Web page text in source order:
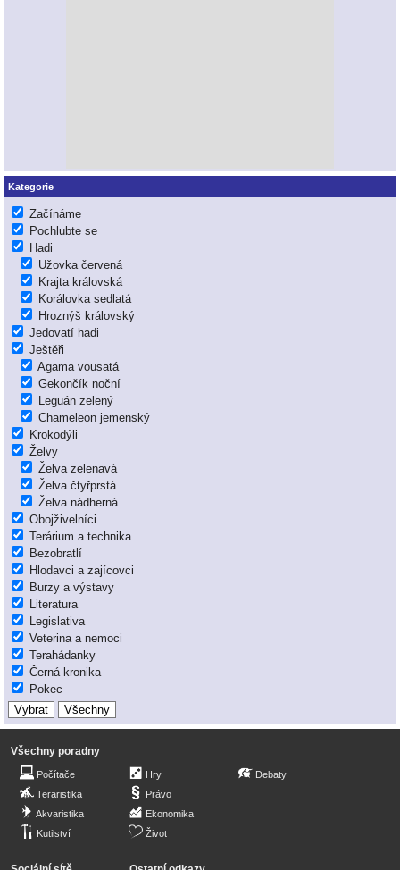
Kategorie
Začínáme
Pochlubte se
Hadi
Užovka červená
Krajta královská
Korálovka sedlatá
Hroznýš královský
Jedovatí hadi
Ještěři
Agama vousatá
Gekončík noční
Leguán zelený
Chameleon jemenský
Krokodýli
Želvy
Želva zelenavá
Želva čtyřprstá
Želva nádherná
Obojživelníci
Terárium a technika
Bezobratlí
Hlodavci a zajícovci
Burzy a výstavy
Literatura
Legislativa
Veterina a nemoci
Terahádanky
Černá kronika
Pokec
Všechny poradny
Počítače
Teraristika
Akvaristika
Kutilství
Hry
Právo
Ekonomika
Život
Debaty